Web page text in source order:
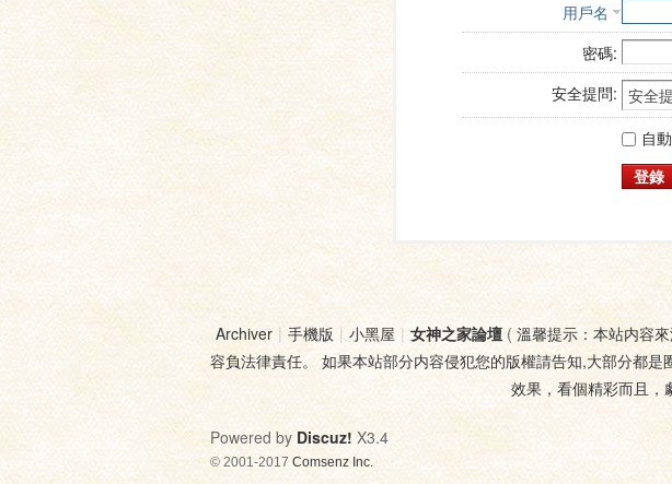
用戶名
密碼:
安全提問:
自
登錄
Archiver | 手機版 | 小黑屋 | 女神之家論壇( 溫馨提示：本站内容
容負法律責任。 如果本站部分内容侵犯您的版權請告知,大部分都
效果，看個精彩而且，
Powered by Discuz! X3.4
© 2001-2017 Comsenz Inc.